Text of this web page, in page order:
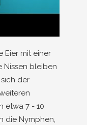
Eier mit einer
Nissen bleiben
der
etwa 7 - 10
die Nymphen,